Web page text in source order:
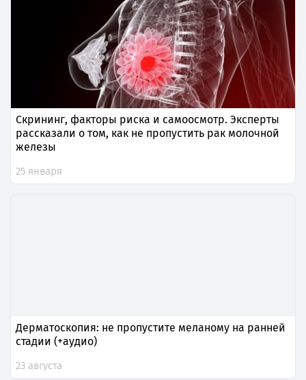
Скрининг, факторы риска и самоосмотр. Эксперты
рассказали о том, как не пропустить рак молочной
железы
25 января
Дерматоскопия: не пропустите меланому на ранней
стадии (+аудио)
23 августа